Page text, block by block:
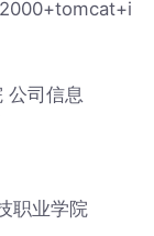
司信息
职业学院